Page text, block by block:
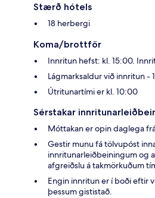
Stærð hótels
18 herbergi
Koma/brottför
Innritun hefst: kl. 15:00.
Lágmarksaldur við innritun -
Útritunartími er kl. 10:00
Sérstakar
Móttakan er opin daglega
Gestir munu fá tölvupóst
innritunarleiðbeiningum og
afgreiðslu á takmörkuðum
Engin innritun er í boði eftir
þessum gististað.